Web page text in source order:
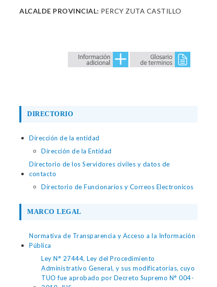
ALCALDE PROVINCIAL: PERCY ZUTA CASTILLO
DIRECTORIO
Dirección de la entidad
Dirección de la Entidad
Directorio de los Servidores civiles y datos de
contacto
Directorio de Funcionarios y Correos Electronicos
MARCO LEGAL
Normativa de Transparencia y Acceso a la Información
Pública
Ley N° 27444, Ley del Procedimiento
Administrativo General, y sus modificatorias, cuyo
TUO fue aprobado por Decreto Supremo N° 004-